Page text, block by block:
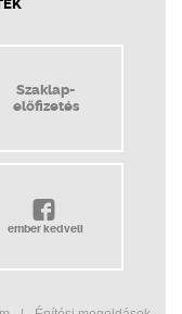
Szaklap-
előfizetés
ember kedveli